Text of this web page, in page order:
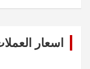
اسعار